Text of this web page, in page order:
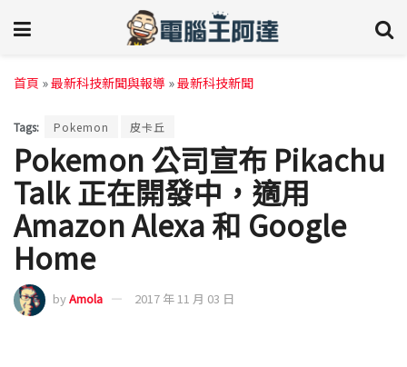
首頁 »最新科技新聞與報導 »最新科技新聞
Tags: Pokemon 皮卡丘
Pokemon 公司宣布 Pikachu
Talk 正在開發中，適用
Amazon Alexa 和 Google
Home
byAmola 2017 年 11 月 03 日